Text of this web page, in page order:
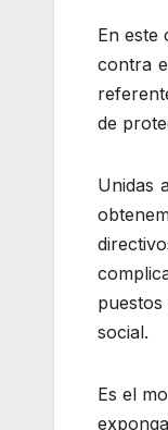
En este
contra
de
Unidas
social.
Es el